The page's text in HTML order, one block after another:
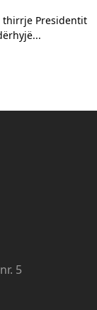
thirrje Presidentit
5